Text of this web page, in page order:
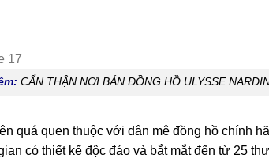
CẨN THẬN NƠI BÁN ĐỒNG HỒ ULYSSE
quá quen thuộc với dân mê đồng hồ chính
có thiết kế độc đáo và bắt mắt đến từ 25